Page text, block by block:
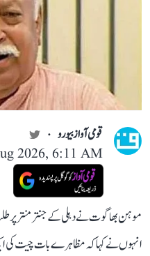
قومی آواز بیورو
2026, 6:11 AM
موہن بھاگوت نے دہلی کے جنتر منتر
انہوں نے کہا کہ مظاہرے بات چیت کی